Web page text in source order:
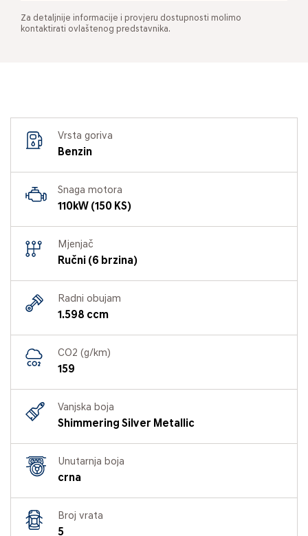
Za detaljnije informacije i provjeru dostupnosti molimo
kontaktirati ovlaštenog predstavnika.
Vrsta goriva
Benzin
Snaga motora
110kW (150 KS)
Mjenjač
Ručni (6 brzina)
Radni obujam
1.598 ccm
CO2 (g/km)
159
Vanjska boja
Shimmering Silver Metallic
Unutarnja boja
crna
Broj vrata
5